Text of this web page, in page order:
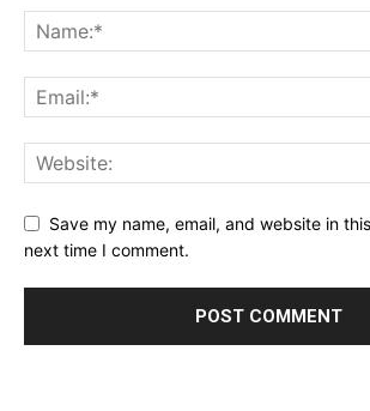
Save my name, email, and website in
next time I comment.